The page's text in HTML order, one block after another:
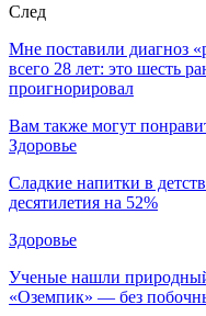
След
Мне поставили диагноз
всего 28 лет: это шесть
проигнорировал
Вам также могут
Здоровье
Сладкие напитки в
десятилетия на 52%
Здоровье
Ученые нашли
«Оземпик» — без